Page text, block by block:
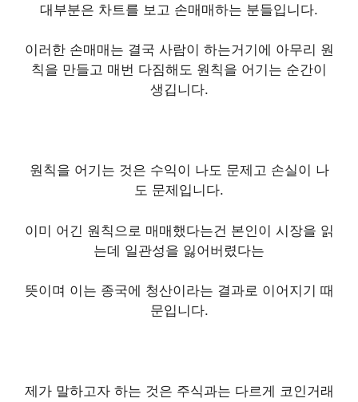
대부분은 차트를 보고 손매매하는 분들입니다.
이러한 손매매는 결국 사람이 하는거기에 아무리 원
칙을 만들고 매번 다짐해도 원칙을 어기는 순간이
생깁니다.
원칙을 어기는 것은 수익이 나도 문제고 손실이 나
도 문제입니다.
이미 어긴 원칙으로 매매했다는건 본인이 시장을 읽
는데 일관성을 잃어버렸다는
뜻이며 이는 종국에 청산이라는 결과로 이어지기 때
문입니다.
제가 말하고자 하는 것은 주식과는 다르게 코인거래